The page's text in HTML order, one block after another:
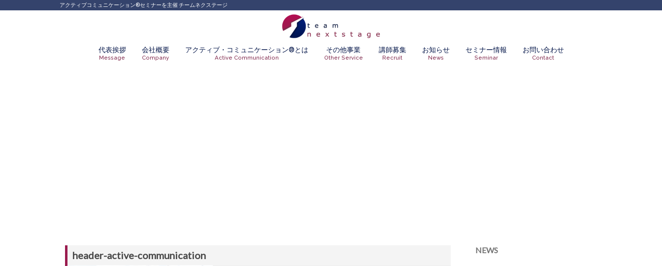
アクティブコミュニケーション®︎セミナーを主催 チームネクステージ
代表挨拶
Message
会社概要
Company
アクティブ・コミュニケーション®︎とは
Active Communication
その他事業
Other Service
講師募集
Recruit
お知らせ
News
セミナー情報
Seminar
お問い合わせ
Contact
header-active-communication NEWS